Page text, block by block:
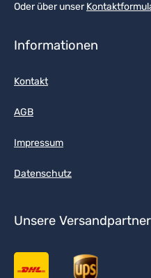
Oder über unser
Informationen
Kontakt
AGB
Impressum
Datenschutz
Unsere Versandpartner